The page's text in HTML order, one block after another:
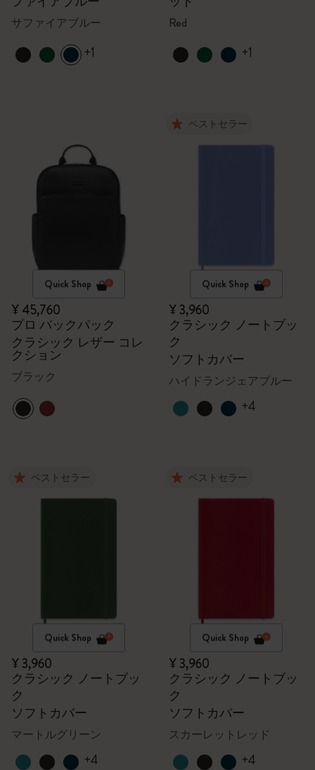
サファイアブルー
+1
Red
+1
Quick Shop
¥ 45,760
プロ バックパック
クラシック レザー コレ
クション
ブラック
ベストセラー
Quick Shop
¥ 3,960
クラシック ノートブッ
ク
ソフトカバー
ハイドランジェアブルー
+4
ベストセラー
Quick Shop
¥ 3,960
クラシック ノートブッ
ク
ソフトカバー
マートルグリーン
+4
ベストセラー
Quick Shop
¥ 3,960
クラシック ノートブッ
ク
ソフトカバー
スカーレットレッド
+4